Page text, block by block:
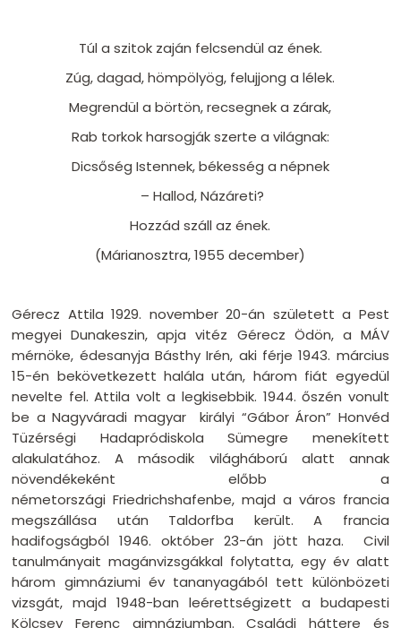
Túl a szitok zaján felcsendül az ének.
Zúg, dagad, hömpölyög, felujjong a lélek.
Megrendül a börtön, recsegnek a zárak,
Rab torkok harsogják szerte a világnak:
Dicsőség Istennek, békesség a népnek
– Hallod, Názáreti?
Hozzád száll az ének.
(Márianosztra, 1955 december)
Gérecz Attila 1929. november 20-án született a Pest
megyei Dunakeszin, apja vitéz Gérecz Ödön, a MÁV
mérnöke, édesanyja Básthy Irén, aki férje 1943. március
15-én bekövetkezett halála után, három fiát egyedül
nevelte fel. Attila volt a legkisebbik. 1944. őszén vonult
be a Nagyváradi magyar királyi “Gábor Áron” Honvéd
Tüzérségi Hadapródiskola Sümegre menekített
alakulatához. A második világháború alatt annak
növendékeként előbb a
németországi Friedrichshafenbe, majd a város francia
megszállása után Taldorfba került. A francia
hadifogságból 1946. október 23-án jött haza. Civil
tanulmányait magánvizsgákkal folytatta, egy év alatt
három gimnáziumi év tananyagából tett különbözeti
vizsgát, majd 1948-ban leérettségizett a budapesti
Kölcsey Ferenc gimnáziumban. Családi háttere és